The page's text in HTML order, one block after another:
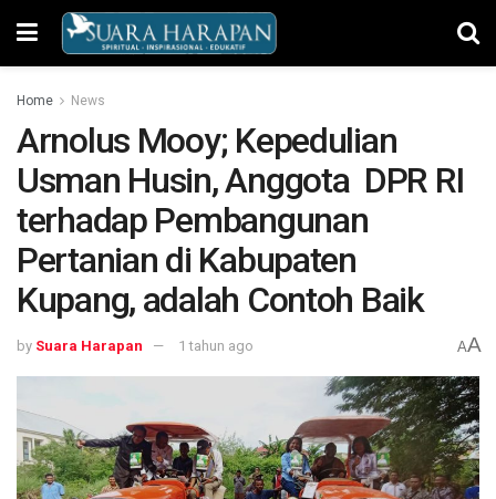
Home News
Arnolus Mooy; Kepedulian
Usman Husin, Anggota DPR RI
terhadap Pembangunan
Pertanian di Kabupaten
Kupang, adalah Contoh Baik
by Suara Harapan 1 tahun ago AA